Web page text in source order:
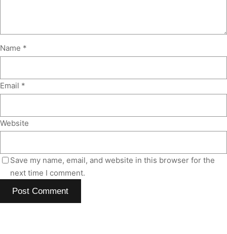
Name *
Email *
Website
Save my name, email, and website in this browser for the
next time I comment.